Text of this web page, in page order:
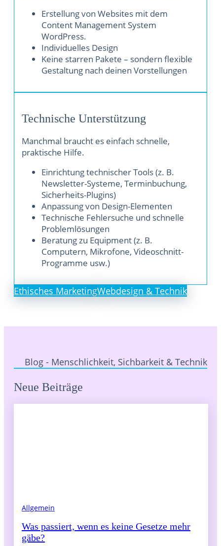
Erstellung von Websites mit dem
Content Management System
WordPress.
Individuelles Design
Keine starren Pakete – sondern flexible
Gestaltung nach deinen Vorstellungen
Technische Unterstützung
Manchmal braucht es einfach schnelle,
praktische Hilfe.
Einrichtung technischer Tools (z. B.
Newsletter-Systeme, Terminbuchung,
Sicherheits-Plugins)
Anpassung von Design-Elementen
Technische Fehlersuche und schnelle
Problemlösungen
Beratung zu Equipment (z. B.
Computern, Mikrofone, Videoschnitt-
Programme usw.)
Ethisches MarketingWebdesign & Technik
Blog - Menschlichkeit, Sichbarkeit & Technik
Neue Beiträge
Allgemein
Was passiert, wenn es keine Gesetze mehr
gäbe?